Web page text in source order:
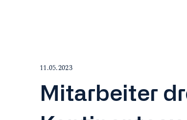
11.05.2023
Mitarbeiter